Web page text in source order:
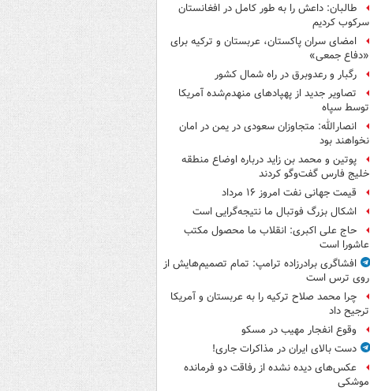
طالبان: داعش را به طور کامل در افغانستان
سرکوب کردیم
امضای سران پاکستان، عربستان و ترکیه برای
«دفاع جمعی»
رگبار و رعدوبرق در راه شمال کشور
تصاویر جدید از پهپادهای منهدم‌شده آمریکا
توسط سپاه
انصارالله: متجاوزان سعودی در یمن در امان
نخواهند بود
پوتین و محمد بن زاید درباره اوضاع منطقه
خلیج فارس گفت‌وگو کردند
قیمت جهانی نفت امروز ۱۶ مرداد
اشکال بزرگ فوتبال ما نتیجه‌گرایی است
حاج علی اکبری: انقلاب ما محصول مکتب
عاشورا است
افشاگری برادرزاده ترامپ: تمام تصمیم‌هایش از
روی ترس است
چرا محمد صلاح ترکیه را به عربستان و آمریکا
ترجیح داد
وقوع انفجار مهیب در مسکو
دست بالای ایران در مذاکرات جاری!
عکس‌های دیده نشده از رفاقت دو فرمانده‌
موشکی